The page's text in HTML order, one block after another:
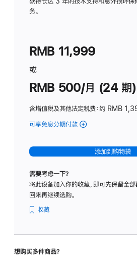
务。
RMB 11,999
或
RMB 500/月 (24 期)
含增值税及其他法定税费：约 RMB
可享免息分期付款 (Studio
-
标
璃
添加到购物袋
需要考虑一下？
将此设备加入你的收藏，即可先保留全部
回来再继续选购。
收藏
想购买多件商品？